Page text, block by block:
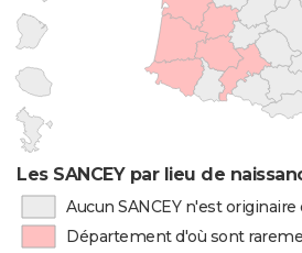
Les SANCEY par lieu de
Aucun SANCEY n'est
Département d'où sont